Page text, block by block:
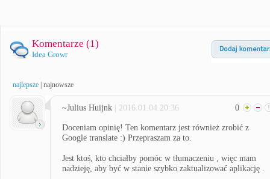
Komentarze (1)
Idea Growr
najlepsze najnowsze
~Julius Huijnk | 2016.01.04 20:36 0
Doceniam opinię! Ten komentarz jest również zrobić z
Google translate :) Przepraszam za to.
Jest ktoś, kto chciałby pomóc w tłumaczeniu , więc mam
nadzieję, aby być w stanie szybko zaktualizować aplikację .